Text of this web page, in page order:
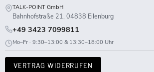
TALK-POINT GmbH
Bahnhofstraße 21, 04838 Eilenburg
+49 3423 7099811
Mo–Fr · 9:30–13:00 & 13:30–18:00 Uhr
VERTRAG WIDERRUFEN